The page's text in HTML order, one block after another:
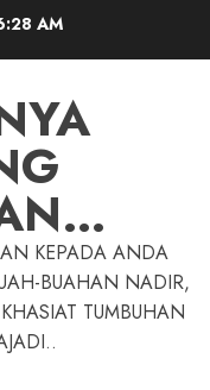
AM
KEPADA ANDA
BUAHAN NADIR,
TUMBUHAN